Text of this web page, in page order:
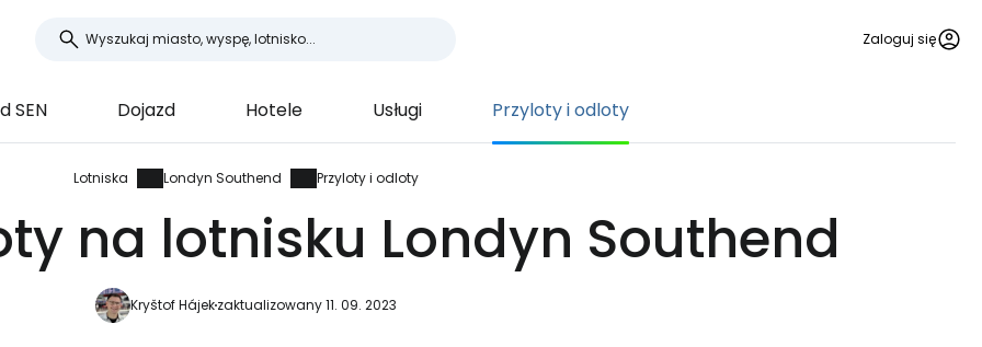
Zaloguj się
SEN Dojazd Hotele Usługi Przyloty i odloty
Lotniska Londyn Southend Przyloty i odloty
na lotnisku Londyn Southend
Kryštof Hájekzaktualizowany 11. 09. 2023